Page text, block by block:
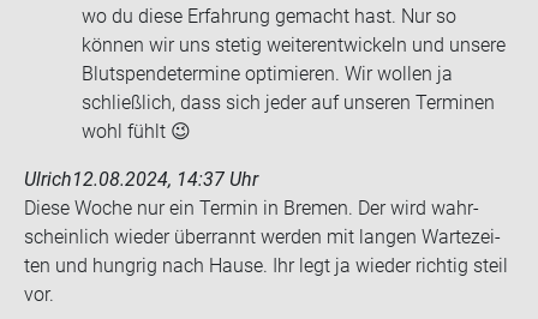
wo du diese Erfahrung gemacht hast. Nur so
können wir uns stetig weiterentwickeln und unsere
Blutspendetermine optimieren. Wir wollen ja
schließlich, dass sich jeder auf unseren Terminen
wohl fühlt 😉
Ulrich12.08.2024, 14:37 Uhr
Diese Woche nur ein Ter­min in Bre­men. Der wird wahr­
schein­lich wie­der über­rannt wer­den mit lan­gen War­te­zei­
ten und hung­rig nach Hause. Ihr legt ja wie­der rich­tig steil
vor.